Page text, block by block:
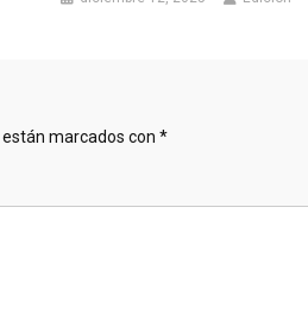
marcados con *